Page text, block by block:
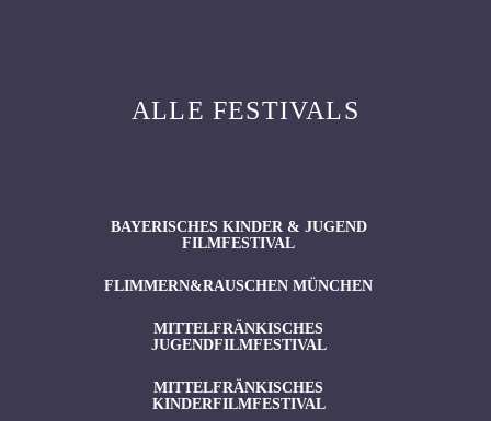
ALLE FESTIVALS
BAYERISCHES KINDER & JUGEND
FILMFESTIVAL
FLIMMERN&RAUSCHEN MÜNCHEN
MITTELFRÄNKISCHES
JUGENDFILMFESTIVAL
MITTELFRÄNKISCHES
KINDERFILMFESTIVAL